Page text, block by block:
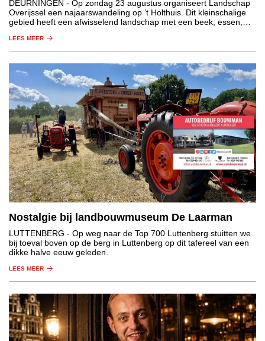
DEURNINGEN - Op zondag 23 augustus organiseert Landschap
Overijssel een najaarswandeling op ’t Holthuis. Dit kleinschalige
gebied heeft een afwisselend landschap met een beek, essen,
LEES MEER
Nostalgie bij landbouwmuseum De Laarman
LUTTENBERG - Op weg naar de Top 700 Luttenberg stuitten we
bij toeval boven op de berg in Luttenberg op dit tafereel van een
dikke halve eeuw geleden.
LEES MEER